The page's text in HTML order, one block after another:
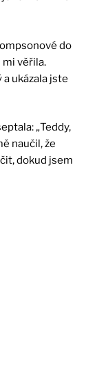
do
mi věřila.
ukázala jste
„Teddy,
naučil, že
dokud jsem